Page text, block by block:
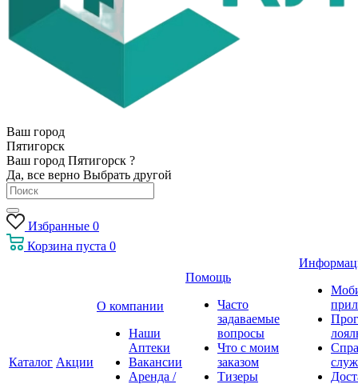
Ваш город
Пятигорск
Ваш город Пятигорск ?
Да, все верно Выбрать другой
Избранные 0
Корзина пуста 0
Каталог Акции
О компании
Наши
Аптеки
Вакансии
Аренда /
Помощь
Часто
задаваемые
вопросы
Что с моим
заказом
Тизеры